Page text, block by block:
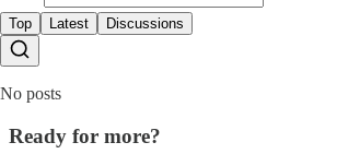
Top Latest Discussions
No posts
Ready for more?